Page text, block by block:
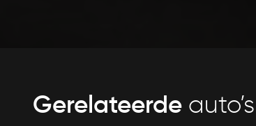
Gerelateerde auto’s